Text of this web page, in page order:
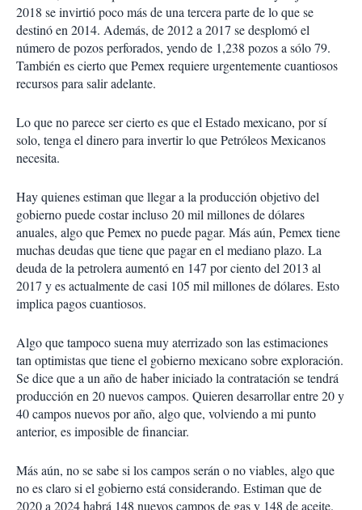
2018 se invirtió poco más de una tercera parte de lo que se
destinó en 2014. Además, de 2012 a 2017 se desplomó el
número de pozos perforados, yendo de 1,238 pozos a sólo 79.
También es cierto que Pemex requiere urgentemente cuantiosos
recursos para salir adelante.
Lo que no parece ser cierto es que el Estado mexicano, por sí
solo, tenga el dinero para invertir lo que Petróleos Mexicanos
necesita.
Hay quienes estiman que llegar a la producción objetivo del
gobierno puede costar incluso 20 mil millones de dólares
anuales, algo que Pemex no puede pagar. Más aún, Pemex tiene
muchas deudas que tiene que pagar en el mediano plazo. La
deuda de la petrolera aumentó en 147 por ciento del 2013 al
2017 y es actualmente de casi 105 mil millones de dólares. Esto
implica pagos cuantiosos.
Algo que tampoco suena muy aterrizado son las estimaciones
tan optimistas que tiene el gobierno mexicano sobre exploración.
Se dice que a un año de haber iniciado la contratación se tendrá
producción en 20 nuevos campos. Quieren desarrollar entre 20 y
40 campos nuevos por año, algo que, volviendo a mi punto
anterior, es imposible de financiar.
Más aún, no se sabe si los campos serán o no viables, algo que
no es claro si el gobierno está considerando. Estiman que de
2020 a 2024 habrá 148 nuevos campos de gas y 148 de aceite.